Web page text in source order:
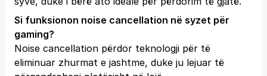
Si funksionon noise cancellation në syzet për
gaming?
Noise cancellation përdor teknologji për të
eliminuar zhurmat e jashtme, duke ju lejuar të